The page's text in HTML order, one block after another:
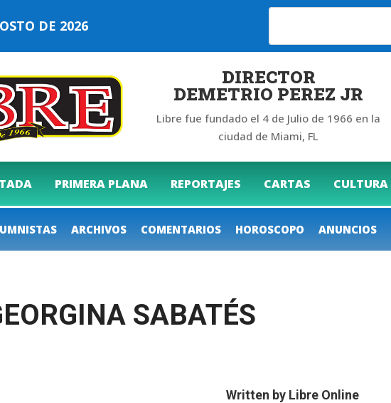
DE 2026
DIRECTOR
DEMETRIO PEREZ JR
Libre fue fundado el 4 de Julio de 1966 en la
ciudad de Miami, FL
PRIMERA PLANA REPORTAJES CARTAS CULTURA
ARCHIVOS COMENTARIOS HOROSCOPO ANUNCIOS
SABATÉS
Written by Libre Online